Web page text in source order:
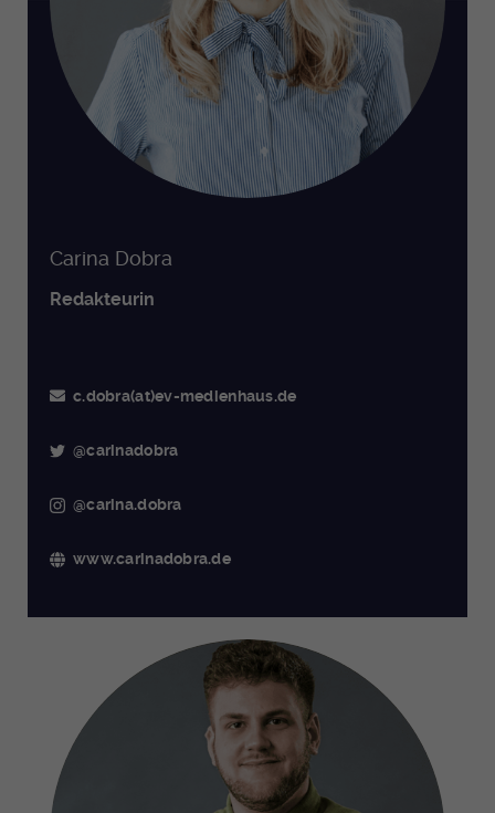
Carina Dobra
Redakteurin
c.dobra(at)ev-medienhaus.de
@carinadobra
@carina.dobra
www.carinadobra.de